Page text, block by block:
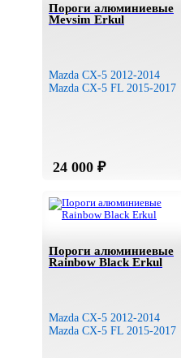
Пороги алюминиевые
Mevsim Erkul
Mazda CX-5 2012-2014
Mazda CX-5 FL 2015-2017
Пороги алюминиевые
Rainbow Black Erkul
Mazda CX-5 2012-2014
Mazda CX-5 FL 2015-2017